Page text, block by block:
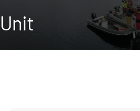
Unit